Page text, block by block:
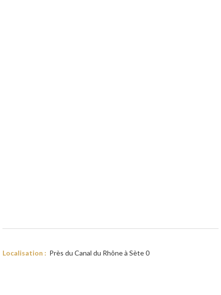
Localisation : Près du Canal du Rhône à Sète 0